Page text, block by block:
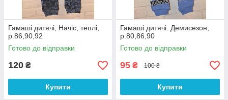
Гамаші дитячі, Начіс, теплі,
р.86,90,92
Готово до відправки
120 ₴
Купити
Гамаші дитячі. Демисезон,
р.80,86,90
Готово до відправки
95 ₴ 100 ₴
Купити